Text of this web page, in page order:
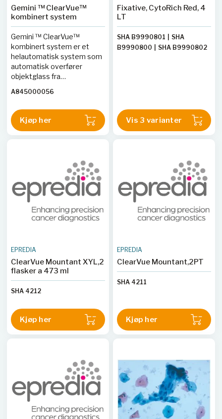
Gemini ™ ClearVue™
kombinert system
Gemini ™ ClearVue™
kombinert system er et
helautomatisk system som
automatisk overfører
objektglass fra
dekkglassmaskinen
A845000056
Kjøp her
Fixative, CytoRich Red, 4
LT
SHA B9990801
SHA
B9990800
SHA B9990802
Vis 3 varianter
EPREDIA
ClearVue Mountant XYL,2
flasker a 473 ml
SHA 4212
Kjøp her
EPREDIA
ClearVue Mountant,2PT
SHA 4211
Kjøp her